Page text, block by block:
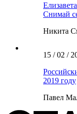
Снимай
Никита
15 / 02 /
2019 году
Павел